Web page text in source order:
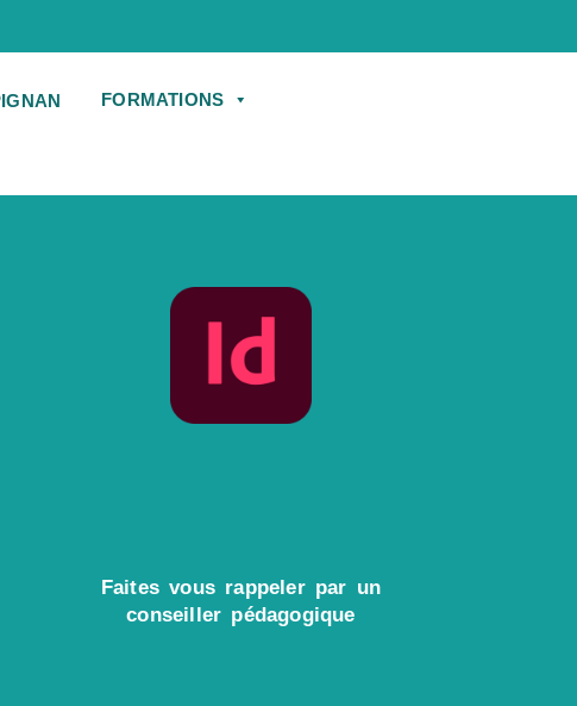
FORMATIONS
Faites vous rappeler par un
conseiller pédagogique